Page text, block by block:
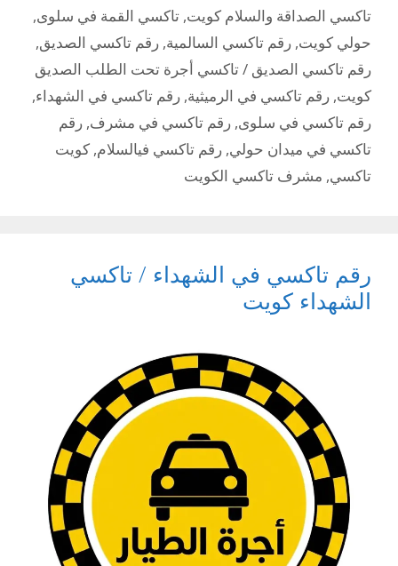
تاكسي الصداقة والسلام كويت, تاكسي القمة في سلوى,
حولي كويت, رقم تاكسي السالمية, رقم تاكسي الصديق,
رقم تاكسي الصديق / تاكسي أجرة تحت الطلب الصديق
كويت, رقم تاكسي في الرميثية, رقم تاكسي في الشهداء,
رقم تاكسي في سلوى, رقم تاكسي في مشرف, رقم
تاكسي في ميدان حولي, رقم تاكسي فيالسلام, كويت
تاكسي, مشرف تاكسي الكويت
رقم تاكسي في الشهداء / تاكسي
الشهداء كويت